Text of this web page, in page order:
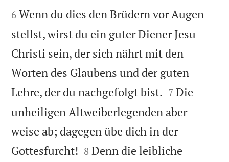


6 Wenn du dies den Brüdern vor Augen
stellst, wirst du ein guter Diener Jesu
Christi sein, der sich nährt mit den
Worten des Glaubens und der guten
Lehre, der du nachgefolgt bist. 

7 Die
unheiligen Altweiberlegenden aber
weise ab; dagegen übe dich in der
Gottesfurcht! 

8 Denn die leibliche